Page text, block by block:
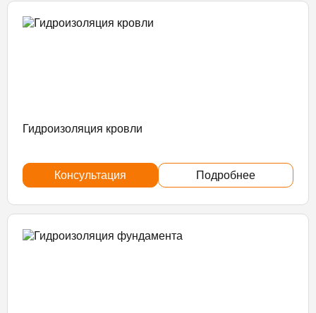
Гидроизоляция кровли
Консультация Подробнее